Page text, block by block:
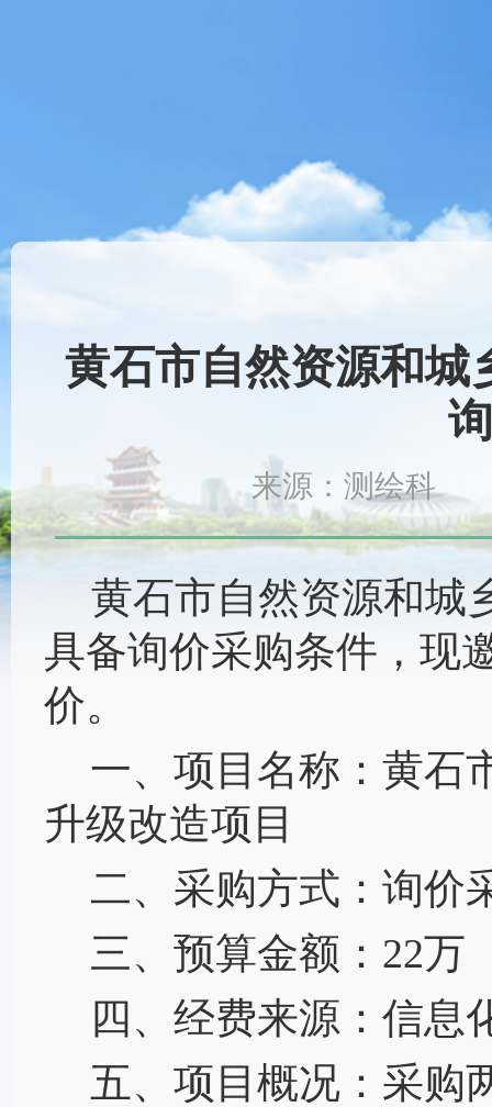
黄石市自然资源和城
来源：测绘科
黄石市自然资源和城
具备询价采购条件，现
价。
一、项目名称： 黄石
升级改造项目
二、采购方式： 询价
三、预算金额： 22万
四、经费来源： 信息
五、项目概况： 采购